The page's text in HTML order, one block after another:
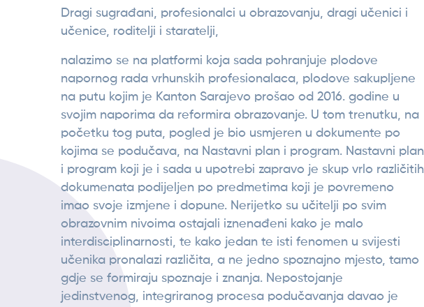
Dragi sugrađani, profesionalci u obrazovanju, dragi učenici i
učenice, roditelji i staratelji,
nalazimo se na platformi koja sada pohranjuje plodove
napornog rada vrhunskih profesionalaca, plodove sakupljene
na putu kojim je Kanton Sarajevo prošao od 2016. godine u
svojim naporima da reformira obrazovanje. U tom trenutku, na
početku tog puta, pogled je bio usmjeren u dokumente po
kojima se podučava, na Nastavni plan i program. Nastavni plan
i program koji je i sada u upotrebi zapravo je skup vrlo različitih
dokumenata podijeljen po predmetima koji je povremeno
imao svoje izmjene i dopune. Nerijetko su učitelji po svim
obrazovnim nivoima ostajali iznenađeni kako je malo
interdisciplinarnosti, te kako jedan te isti fenomen u svijesti
učenika pronalazi različita, a ne jedno spoznajno mjesto, tamo
gdje se formiraju spoznaje i znanja. Nepostojanje
jedinstvenog, integriranog procesa podučavanja davao je